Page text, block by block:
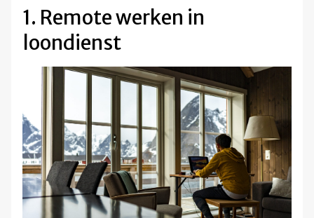
1. Remote werken in
loondienst